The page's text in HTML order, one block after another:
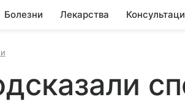
Болезни Лекарства